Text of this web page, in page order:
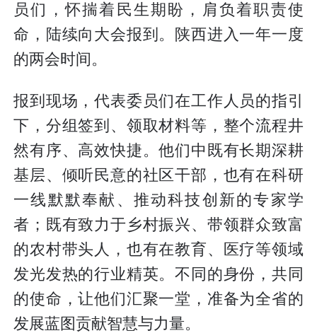
员们，怀揣着民生期盼，肩负着职责使
命，陆续向大会报到。陕西进入一年一度
的两会时间。
报到现场，代表委员们在工作人员的指引
下，分组签到、领取材料等，整个流程井
然有序、高效快捷。他们中既有长期深耕
基层、倾听民意的社区干部，也有在科研
一线默默奉献、推动科技创新的专家学
者；既有致力于乡村振兴、带领群众致富
的农村带头人，也有在教育、医疗等领域
发光发热的行业精英。不同的身份，共同
的使命，让他们汇聚一堂，准备为全省的
发展蓝图贡献智慧与力量。